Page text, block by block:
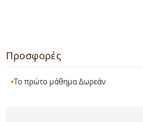
Προσφορές
Το πρώτο μάθημα Δωρεάν